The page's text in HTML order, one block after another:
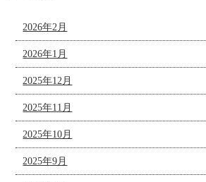
2026年2月
2026年1月
2025年12月
2025年11月
2025年10月
2025年9月